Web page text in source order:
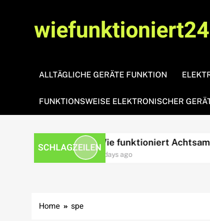
ALLTÄGLICHE GERÄTE FUNKTION
FUNKTIONSWEISE ELEKTRONISCHER
SCHLAGZEILENWie funktioniert
3 days ago
Home spe